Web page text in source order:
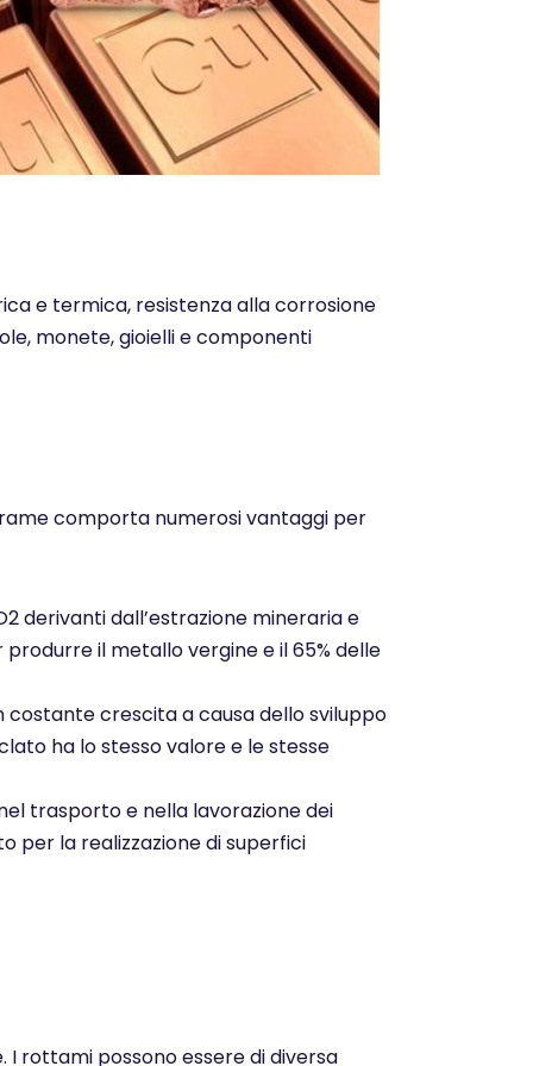
e termica, resistenza alla corrosione
monete, gioielli e componenti
comporta numerosi vantaggi per
derivanti dall’estrazione mineraria e
il metallo vergine e il 65% delle
costante crescita a causa dello sviluppo
ha lo stesso valore e le stesse
trasporto e nella lavorazione dei
per la realizzazione di superfici
rottami possono essere di diversa